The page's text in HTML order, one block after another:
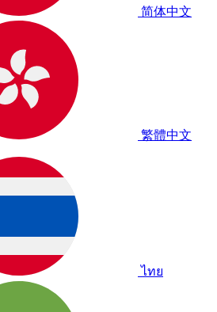
简体中文
繁體中文
ไทย